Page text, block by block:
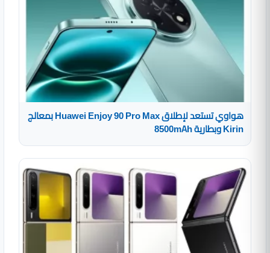
هواوي تستعد لإطلاق Huawei Enjoy 90 Pro Max بمعالج
Kirin وبطارية 8500mAh